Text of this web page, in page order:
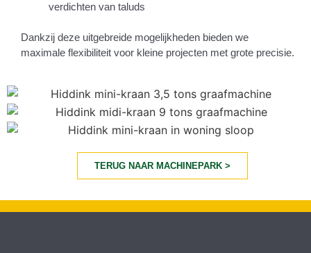
verdichten van taluds
Dankzij deze uitgebreide mogelijkheden bieden we
maximale flexibiliteit voor kleine projecten met grote precisie.
TERUG NAAR MACHINEPARK >